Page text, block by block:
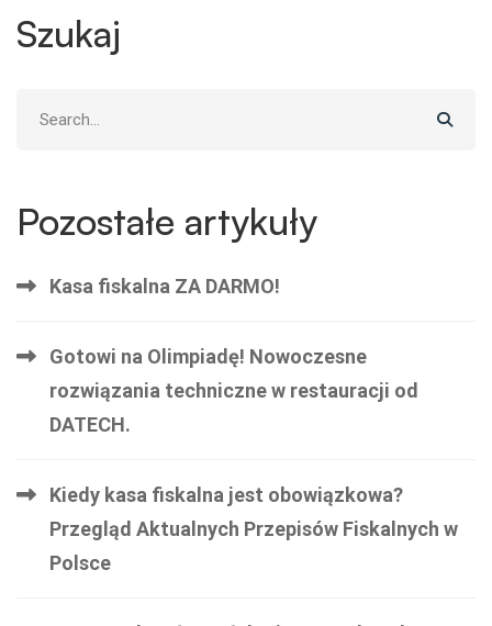
Szukaj
Pozostałe artykuły
Kasa fiskalna ZA DARMO!
Gotowi na Olimpiadę! Nowoczesne
rozwiązania techniczne w restauracji od
DATECH.
Kiedy kasa fiskalna jest obowiązkowa?
Przegląd Aktualnych Przepisów Fiskalnych w
Polsce